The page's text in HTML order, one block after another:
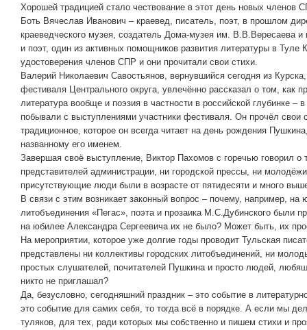
Хорошей традицией стало чествование в этот день новых членов
Боть Вячеслав Иванович – краевед, писатель, поэт, в прошлом
краеведческого музея, создатель Дома-музея им. В.В.Вересаева и
и поэт, один из активных помощников развития литературы в Туле
удостоверения членов СПР и они прочитали свои стихи.
Валерий Николаевич Савостьянов, вернувшийся сегодня из
фестиваля Центрального округа, увлечённо рассказал о том, как
литература вообще и поэзия в частности в российской глубинке –
побывали с выступлениями участники фестиваля. Он прочёл свои
традиционное, которое он всегда читает на день рождения
названному его именем.
Завершая своё выступление, Виктор Пахомов с горечью говорил о
представителей администрации, ни городской прессы, ни
присутствующие люди были в возрасте от пятидесяти и много
В связи с этим возникает законный вопрос – почему, например,
литобъединения «Пегас», поэта и прозаика М.С.Дубинского были
на юбилее Александра Сергеевича их не было? Может быть, их
На мероприятии, которое уже долгие годы проводит Тульская
представлены ни коллективы городских литобъединений, ни
простых слушателей, почитателей Пушкина и просто людей,
никто не приглашал?
Да, безусловно, сегодняшний праздник – это событие в
это событие для самих себя, то тогда всё в порядке. А если мы
туляков, для тех, ради которых мы собственно и пишем стихи и